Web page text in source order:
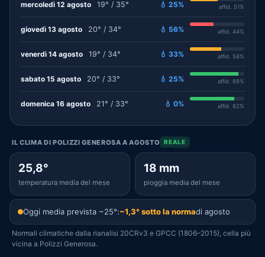
mercoledì 12 agosto 19° / 35° 💧 25% affid. 51%
giovedì 13 agosto 20° / 34° 💧 56% affid. 44%
venerdì 14 agosto 19° / 34° 💧 33% affid. 58%
sabato 15 agosto 20° / 33° 💧 25% affid. 89%
domenica 16 agosto 21° / 33° 💧 0% affid. 82%
IL CLIMA DI POLIZZI GENEROSA A AGOSTO REALE
25,8°
temperatura media del mese
18 mm
pioggia media del mese
Oggi media prevista ~25°:−1,3° sotto la normadi agosto
Normali climatiche dalla rianalisi 20CRv3 e GPCC (1806–2015), cella più
vicina a Polizzi Generosa.